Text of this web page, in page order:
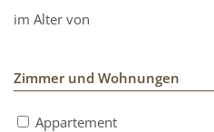
im Alter von
Zimmer und Wohnungen
Appartement